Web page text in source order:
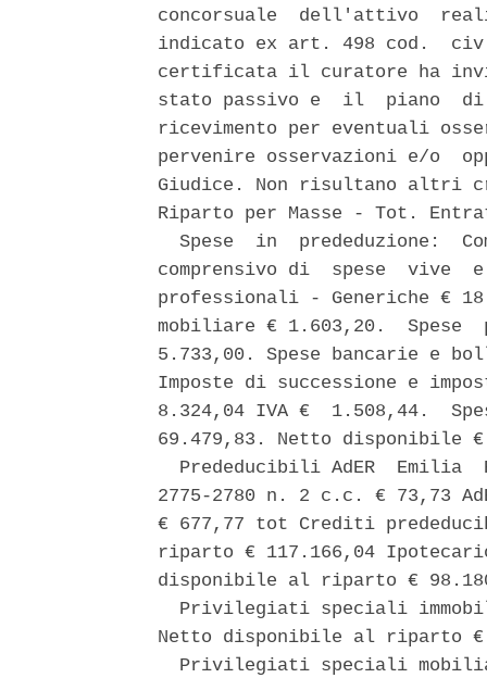
concorsuale  dell'attivo
indicato ex art. 498 cod.  civ.
certificata il curatore ha
stato passivo e  il  piano
ricevimento per eventuali
pervenire osservazioni e/o
Giudice. Non risultano
Riparto per Masse - Tot.
Spese  in  prededuzione:
comprensivo di  spese  vive
professionali - Generiche €
mobiliare € 1.603,20.  Spese
5.733,00. Spese bancarie e
Imposte di successione e
8.324,04 IVA €  1.508,44.
69.479,83. Netto disponibile
Prededucibili AdER  Emilia
2775-2780 n. 2 c.c. € 73,73
€ 677,77 tot Crediti
riparto € 117.166,04
disponibile al riparto €
Privilegiati speciali
Netto disponibile al riparto
Privilegiati speciali